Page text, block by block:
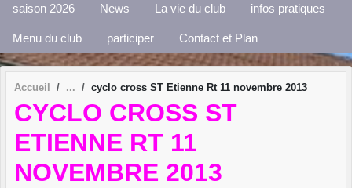
saison 2026 News La vie du club infos pratiques
Menu du club participer Contact et Plan
Accueil cyclo cross ST Etienne Rt 11 novembre 2013
CYCLO CROSS ST
ETIENNE RT 11
NOVEMBRE 2013